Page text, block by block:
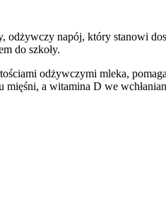
odżywczy napój, który stanowi
do szkoły.
odżywczymi mleka,
a witamina D we